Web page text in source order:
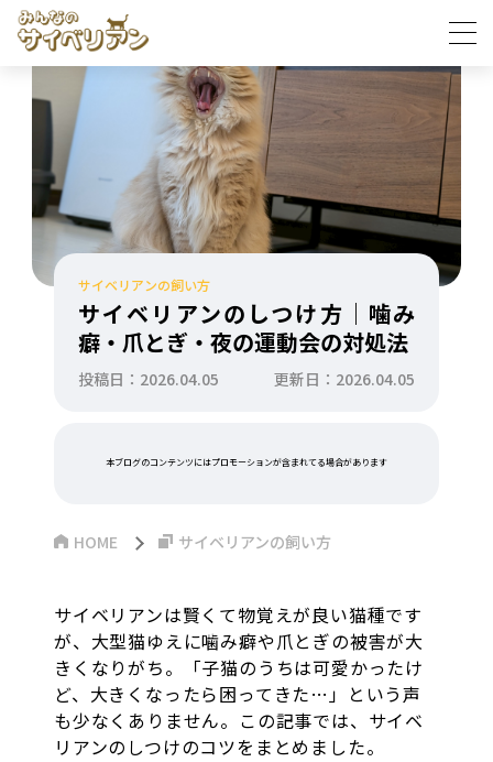
サイベリアンの飼い方
サイベリアンのしつけ方｜噛み
癖・爪とぎ・夜の運動会の対処法
投稿日：2026.04.05 更新日：2026.04.05
本ブログのコンテンツにはプロモーションが含まれてる場合があります
HOME サイベリアンの飼い方
サイベリアンは賢くて物覚えが良い猫種です
が、大型猫ゆえに噛み癖や爪とぎの被害が大
きくなりがち。「子猫のうちは可愛かったけ
ど、大きくなったら困ってきた…」という声
も少なくありません。この記事では、サイベ
リアンのしつけのコツをまとめました。